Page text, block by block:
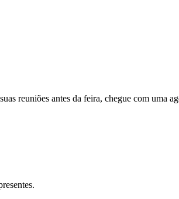
reuniões antes da feira, chegue com uma